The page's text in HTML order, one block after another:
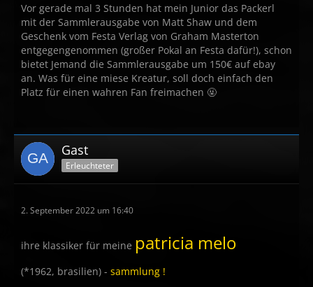
Vor gerade mal 3 Stunden hat mein Junior das Packerl
mit der Sammlerausgabe von Matt Shaw und dem
Geschenk vom Festa Verlag von Graham Masterton
entgegengenommen (großer Pokal an Festa dafür!), schon
bietet Jemand die Sammlerausgabe um 150€ auf ebay
an. Was für eine miese Kreatur, soll doch einfach den
Platz für einen wahren Fan freimachen 🤬
Gast
Erleuchteter
2. September 2022 um 16:40
ihre klassiker für meine patricia melo
(*1962, brasilien) - sammlung !